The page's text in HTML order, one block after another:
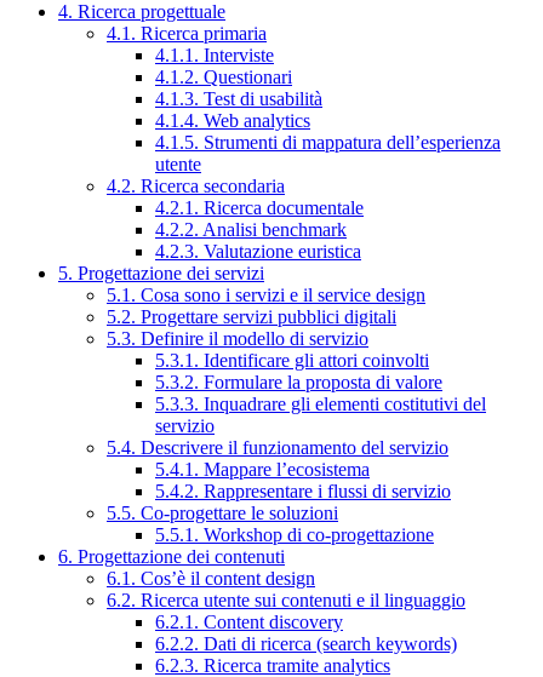
4. Ricerca progettuale
4.1. Ricerca primaria
4.1.1. Interviste
4.1.2. Questionari
4.1.3. Test di usabilità
4.1.4. Web analytics
4.1.5. Strumenti di mappatura dell’esperienza
utente
4.2. Ricerca secondaria
4.2.1. Ricerca documentale
4.2.2. Analisi benchmark
4.2.3. Valutazione euristica
5. Progettazione dei servizi
5.1. Cosa sono i servizi e il service design
5.2. Progettare servizi pubblici digitali
5.3. Definire il modello di servizio
5.3.1. Identificare gli attori coinvolti
5.3.2. Formulare la proposta di valore
5.3.3. Inquadrare gli elementi costitutivi del
servizio
5.4. Descrivere il funzionamento del servizio
5.4.1. Mappare l’ecosistema
5.4.2. Rappresentare i flussi di servizio
5.5. Co-progettare le soluzioni
5.5.1. Workshop di co-progettazione
6. Progettazione dei contenuti
6.1. Cos’è il content design
6.2. Ricerca utente sui contenuti e il linguaggio
6.2.1. Content discovery
6.2.2. Dati di ricerca (search keywords)
6.2.3. Ricerca tramite analytics